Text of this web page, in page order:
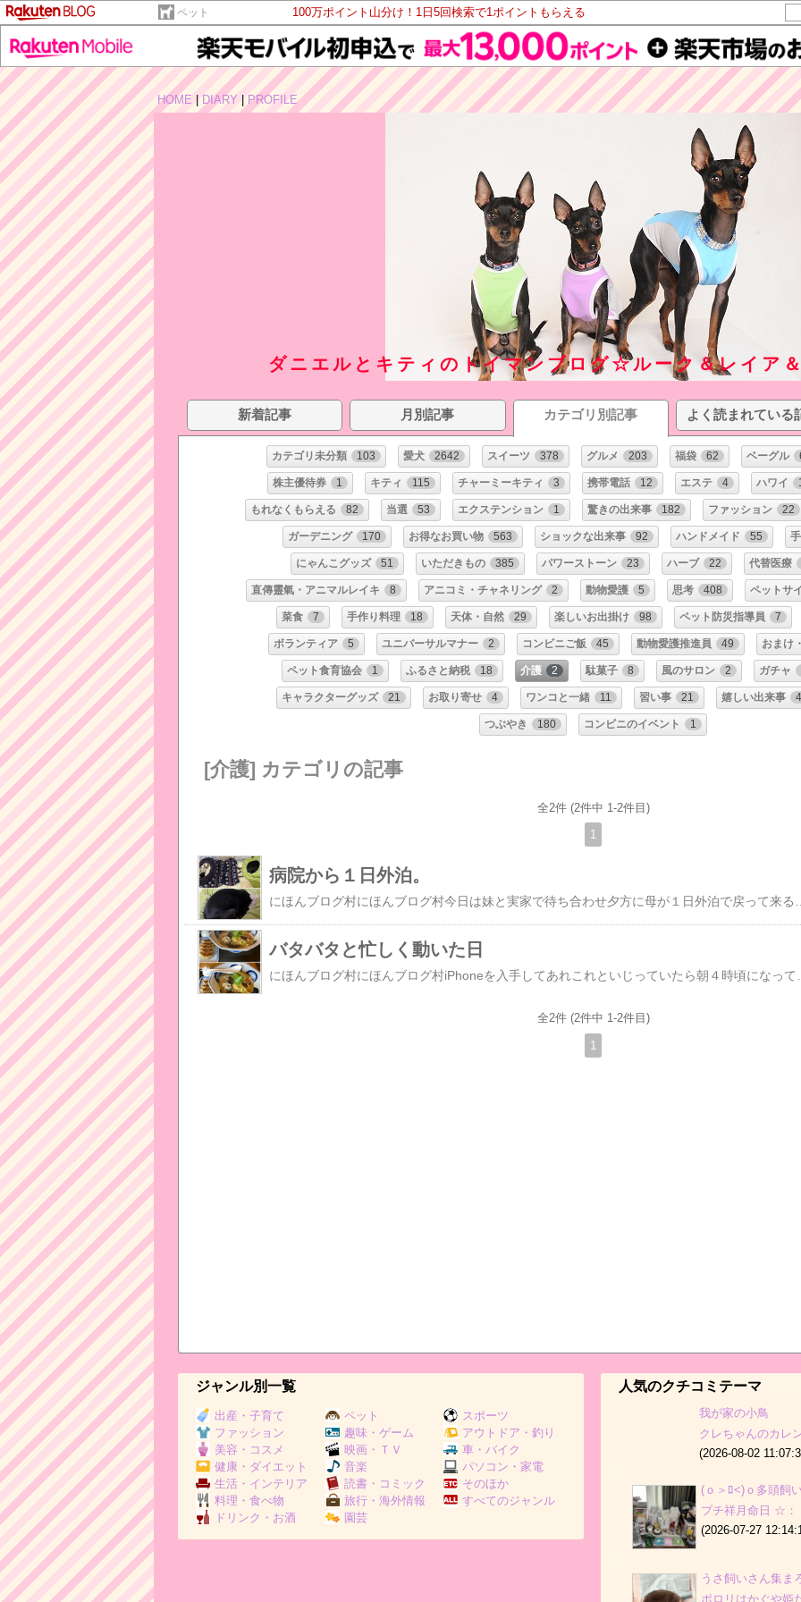
ペット 100万ポイント山分け！1日5回検索で1ポイントもらえる
HOME
DIARY PROFILE
ダニエルとキティのトイマンブログ☆ルーク＆レイア
新着記事 月別記事 カテゴリ別記事 よく読まれている
カテゴリ未分類 103 愛犬 2642 スイーツ 378 グルメ 203 福袋 62 ベーグル
株主優待券 1 キティ 115 チャーミーキティ 3 携帯電話 12 エステ 4 ハワイ
もれなくもらえる 82 当選 53 エクステンション 1 驚きの出来事 182 ファッション 22
ガーデニング 170 お得なお買い物 563 ショックな出来事 92 ハンドメイド 55
にゃんこグッズ 51 いただきもの 385 パワーストーン 23 ハーブ 22 代替医療
直傳靈氣・アニマルレイキ 8 アニコミ・チャネリング 2 動物愛護 5 思考 408 ペットサ
菜食 7 手作り料理 18 天体・自然 29 楽しいお出掛け 98 ペット防災指導員 7
ボランティア 5 ユニバーサルマナー 2 コンビニご飯 45 動物愛護推進員 49 おまけ
ペット食育協会 1 ふるさと納税 18 介護 2 駄菓子 8 風のサロン 2 ガチャ
キャラクターグッズ 21 お取り寄せ 4 ワンコと一緒 11 習い事 21 嬉しい出来事 4
つぶやき 180 コンビニのイベント 1
[介護] カテゴリの記事
全2件 (2件中 1-2件目)
1
病院から１日外泊。
バタバタと忙しく動いた日
全2件 (2件中 1-2件目)
1
ジャンル別一覧
出産・子育て
ファッション
美容・コスメ
健康・ダイエット
生活・インテリア
料理・食べ物
ドリンク・お酒
ペット
趣味・ゲーム
映画・ＴＶ
音楽
読書・コミック
旅行・海外情報
園芸
スポーツ
アウトドア・釣り
車・バイク
パソコン・家電
そのほか
すべてのジャンル
人気のクチコミテーマ
我が家の小鳥
クレちゃんのカ
(2026-08-02
(ｏ＞ﾛ<)ｏ多頭飼
プチ祥月命日 ☆
(2026-07-27
うさ飼いさん集ま
ポロリはかぐや姫